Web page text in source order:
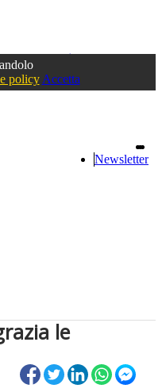
Accedioppure registrati
policy Accetta
Newsletter
le